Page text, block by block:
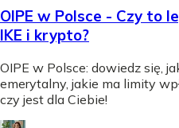
OIPE w Polsce - Czy to
IKE i krypto?
OIPE w Polsce: dowiedz się,
emerytalny, jakie ma limity
czy jest dla Ciebie!